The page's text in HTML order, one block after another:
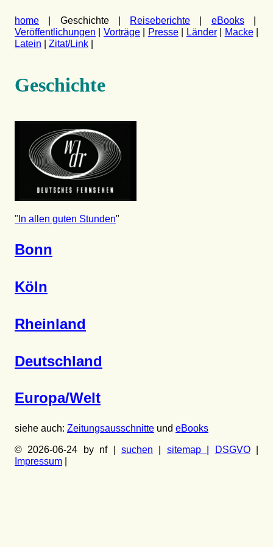
home | Geschichte | Reiseberichte eBooks|
Veröffentlichungen
Vorträge| Presse| Länder| Macke|
Latein
Zitat/Link
Geschichte
"In allen guten Stunden"
Bonn
Köln
Rheinland
Deutschland
Europa/Welt
siehe auch: Zeitungsausschnitte und eBooks
© 2026-06-24 by nf | suchen sitemap | DSGVO|
Impressum